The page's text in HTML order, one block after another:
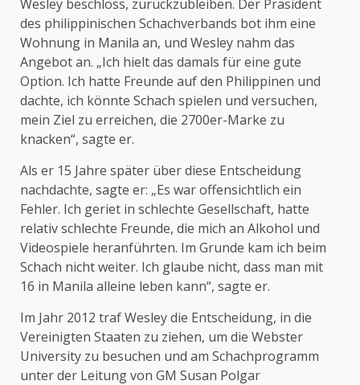
Wesley beschloss, zurückzubleiben. Der Präsident
des philippinischen Schachverbands bot ihm eine
Wohnung in Manila an, und Wesley nahm das
Angebot an. „Ich hielt das damals für eine gute
Option. Ich hatte Freunde auf den Philippinen und
dachte, ich könnte Schach spielen und versuchen,
mein Ziel zu erreichen, die 2700er-Marke zu
knacken“, sagte er.
Als er 15 Jahre später über diese Entscheidung
nachdachte, sagte er: „Es war offensichtlich ein
Fehler. Ich geriet in schlechte Gesellschaft, hatte
relativ schlechte Freunde, die mich an Alkohol und
Videospiele heranführten. Im Grunde kam ich beim
Schach nicht weiter. Ich glaube nicht, dass man mit
16 in Manila alleine leben kann“, sagte er.
Im Jahr 2012 traf Wesley die Entscheidung, in die
Vereinigten Staaten zu ziehen, um die Webster
University zu besuchen und am Schachprogramm
unter der Leitung von GM Susan Polgar